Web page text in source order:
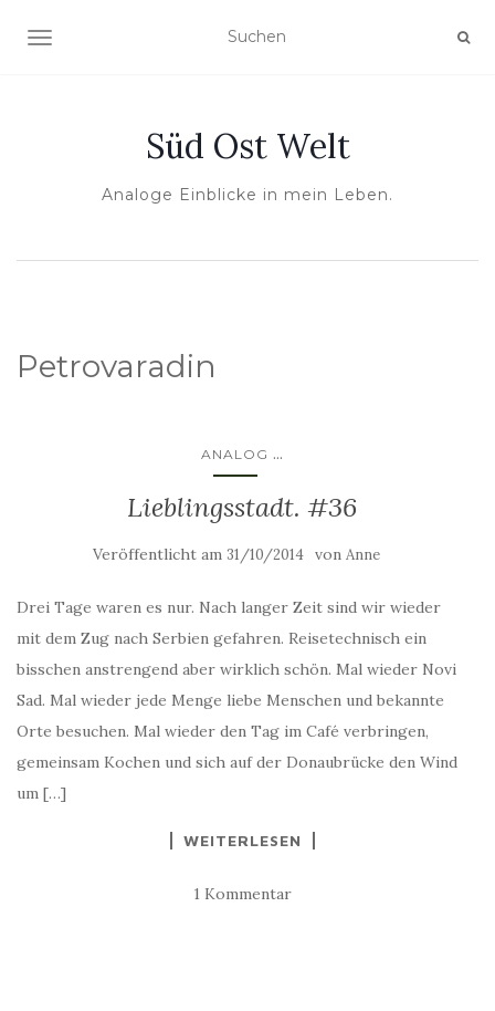
NAVIGATION UMSCHALTEN
Süd Ost Welt
Analoge Einblicke in mein Leben.
Petrovaradin
ANALOG ...
Lieblingsstadt. #36
Veröffentlicht am 31/10/2014 von Anne
Drei Tage waren es nur. Nach langer Zeit sind wir wieder
mit dem Zug nach Serbien gefahren. Reisetechnisch ein
bisschen anstrengend aber wirklich schön. Mal wieder Novi
Sad. Mal wieder jede Menge liebe Menschen und bekannte
Orte besuchen. Mal wieder den Tag im Café verbringen,
gemeinsam Kochen und sich auf der Donaubrücke den Wind
um […]
WEITERLESEN
1 Kommentar